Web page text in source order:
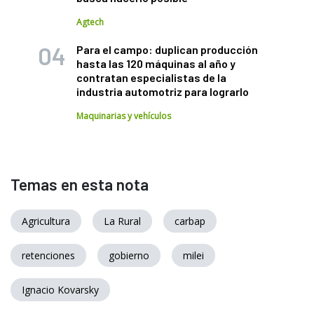
Agtech
Para el campo: duplican producción
hasta las 120 máquinas al año y
contratan especialistas de la
industria automotriz para lograrlo
Maquinarias y vehículos
Temas en esta nota
Agricultura La Rural carbap
retenciones gobierno milei
Ignacio Kovarsky